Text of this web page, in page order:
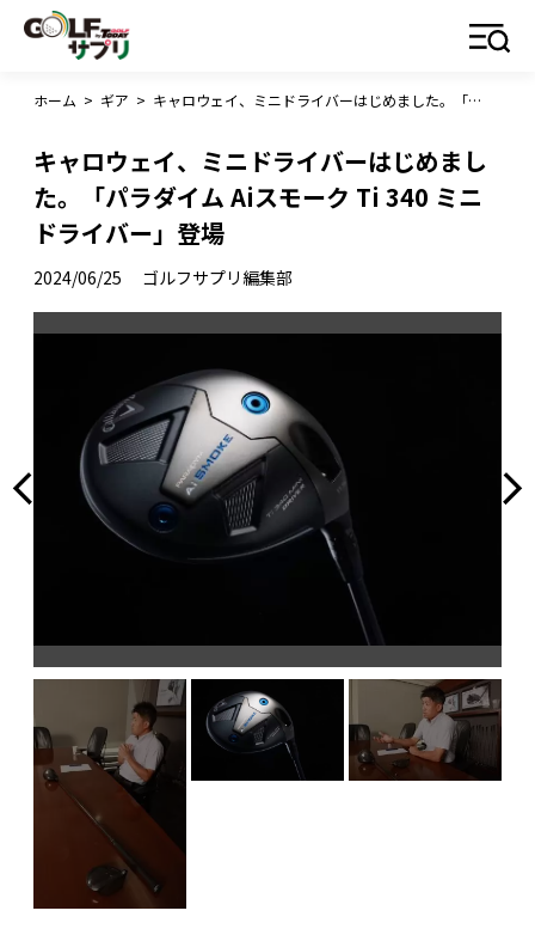
ホーム > ギア > キャロウェイ、ミニドライバーはじめました。「パラダイム Aiスモーク Ti 340 ミニ ドライバー」登場
キャロウェイ、ミニドライバーはじめまし
た。「パラダイム Aiスモーク Ti 340 ミニ
ドライバー」登場
2024/06/25 ゴルフサプリ編集部